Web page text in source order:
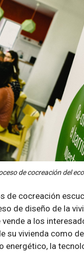
de cocreación del
de cocreación
de diseño de la
vende a los
su vivienda como
energético, la